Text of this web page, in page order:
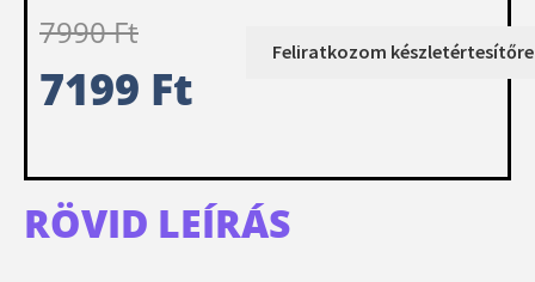
7990Ft
7199 Ft
RÖVID LEÍRÁS